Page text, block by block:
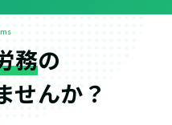
務の
せんか？